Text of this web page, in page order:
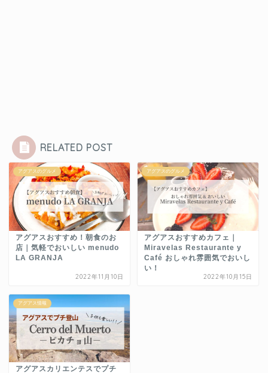
RELATED POST
アグアスのグルメ
アグアスおすすめ！朝食のお
店｜気軽でおいしい menudo
LA GRANJA
2022年11月10日
アグアスのグルメ
アグアスおすすめカフェ｜
Miravelas Restaurante y
Café おしゃれ雰囲気でおいし
い！
2022年10月15日
アグアス情報
アグアスカリエンテスでプチ